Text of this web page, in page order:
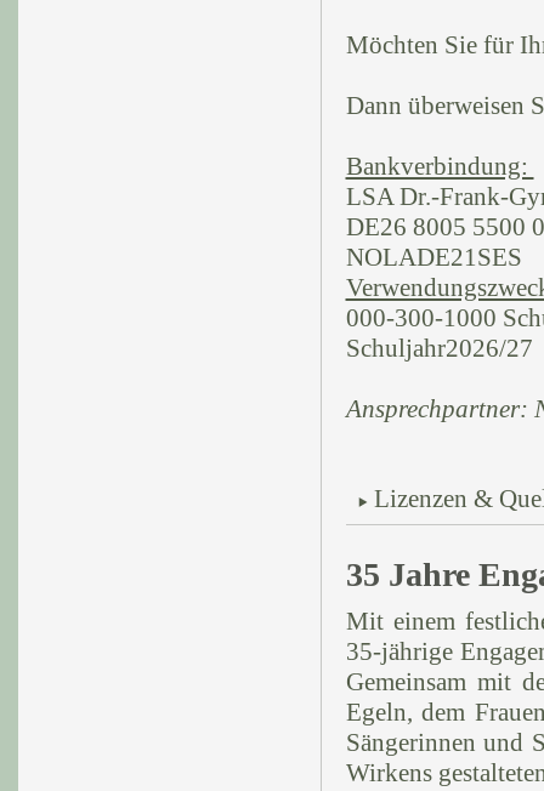
Möchten Sie für
Dann überweisen
Bankverbindung:
LSA Dr.-Frank-
DE26 8005 5500
NOLADE21SES
000-300-1000
Schuljahr2026/27
Ansprechpartner:
Lizenzen &
35 Jahre
Mit einem
35-jährige
Gemeinsam mit
Egeln, dem
Sängerinnen und
Wirkens